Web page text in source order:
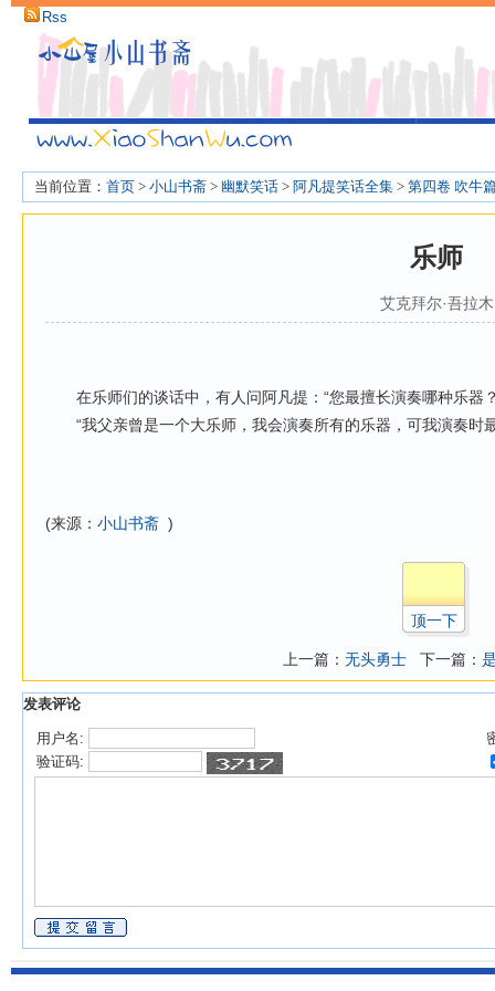
Rss
当前位置： 首页 > 小山书斋 > 幽默笑话 > 阿凡提笑话全集 > 第四卷 吹牛
乐师
艾克拜尔·吾拉木
在乐师们的谈话中，有人问阿凡提：“您最擅长演奏哪种乐器
“我父亲曾是一个大乐师，我会演奏所有的乐器，可我演奏时
(来源： 小山书斋 )
顶一下
上一篇： 无头勇士 下一篇：
发表评论
用户名:
验证码: